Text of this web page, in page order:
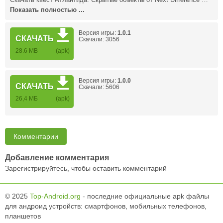
Показать полностью ...
СКАЧАТЬ
28.6 MB (apk)
Версия игры: 1.0.1
Скачали: 3056
СКАЧАТЬ
26,4 MБ (apk)
Версия игры: 1.0.0
Скачали: 5606
Комментарии
Добавление комментария
Зарегистрируйтесь, чтобы оставить комментарий
© 2025 Top-Android.org - последние официальные apk файлы
для андроид устройств: смартфонов, мобильных телефонов,
планшетов